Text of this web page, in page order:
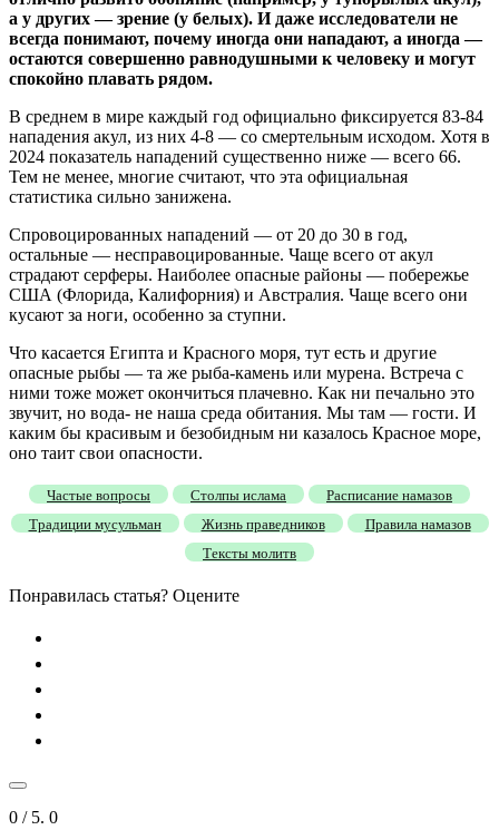
а у других — зрение (у белых). И даже исследователи не
всегда понимают, почему иногда они нападают, а иногда —
остаются совершенно равнодушными к человеку и могут
спокойно плавать рядом.
В среднем в мире каждый год официально фиксируется 83-84
нападения акул, из них 4-8 — со смертельным исходом. Хотя в
2024 показатель нападений существенно ниже — всего 66.
Тем не менее, многие считают, что эта официальная
статистика сильно занижена.
Спровоцированных нападений — от 20 до 30 в год,
остальные — несправоцированные. Чаще всего от акул
страдают серферы. Наиболее опасные районы — побережье
США (Флорида, Калифорния) и Австралия. Чаще всего они
кусают за ноги, особенно за ступни.
Что касается Египта и Красного моря, тут есть и другие
опасные рыбы — та же рыба-камень или мурена. Встреча с
ними тоже может окончиться плачевно. Как ни печально это
звучит, но вода- не наша среда обитания. Мы там — гости. И
каким бы красивым и безобидным ни казалось Красное море,
оно таит свои опасности.
Частые вопросы Столпы ислама
Расписание намазов
Традиции мусульман
Жизнь праведников
Правила намазов
Тексты молитв
Понравилась статья? Оцените
0 / 5. 0